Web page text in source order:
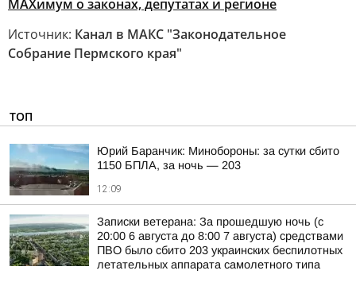
MAXимум о законах, депутатах и регионе
Источник: Канал в МАКС "Законодательное
Собрание Пермского края"
ТОП
Юрий Баранчик: Минобороны: за сутки сбито
1150 БПЛА, за ночь — 203
12:09
Записки ветерана: За прошедшую ночь (с
20:00 6 августа до 8:00 7 августа) средствами
ПВО было сбито 203 украинских беспилотных
летательных аппарата самолетного типа